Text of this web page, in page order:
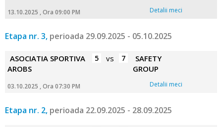
13.10.2025 , Ora 09:00 PM Detalii meci
Etapa nr. 3, perioada 29.09.2025 - 05.10.2025
ASOCIATIA SPORTIVA
AROBS
5 vs 7
SAFETY
GROUP
03.10.2025 , Ora 07:30 PM Detalii meci
Etapa nr. 2, perioada 22.09.2025 - 28.09.2025